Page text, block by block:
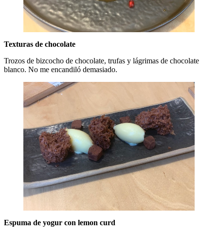
Texturas de chocolate
Trozos de bizcocho de chocolate, trufas y lágrimas de chocolate
blanco. No me encandiló demasiado.
Espuma de yogur con lemon curd